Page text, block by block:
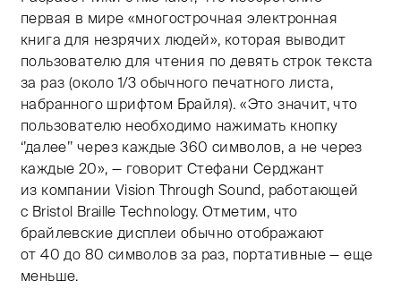
первая в мире «многострочная электронная
книга для незрячих людей», которая выводит
пользователю для чтения по девять строк текста
за раз (около 1/3 обычного печатного листа,
набранного шрифтом Брайля). «Это значит, что
пользователю необходимо нажимать кнопку
‘’далее’’ через каждые 360 символов, а не через
каждые 20», — говорит Стефани Серджант
из компании Vision Through Sound, работающей
с Bristol Braille Technology. Отметим, что
брайлевские дисплеи обычно отображают
от 40 до 80 символов за раз, портативные — еще
меньше.